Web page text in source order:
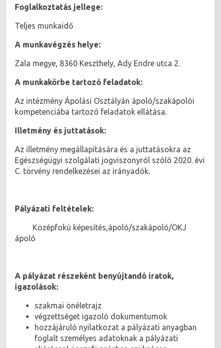
Foglalkoztatás jellege:
Teljes munkaidő
A munkavégzés helye:
Zala megye, 8360 Keszthely, Ady Endre utca 2.
A munkakörbe tartozó feladatok:
Az intézmény Ápolási Osztályán ápoló/szakápolói
kompetenciába tartozó feladatok ellátása.
Illetmény és juttatások:
Az illetmény megállapítására és a juttatásokra az
Egészségügyi szolgálati jogviszonyról szóló 2020. évi
C. törvény rendelkezései az irányadók.
Pályázati feltételek:
 Középfokú képesítés,ápoló/szakápoló/OKJ
ápoló
A pályázat részeként benyújtandó iratok,
igazolások:
szakmai önéletrajz
végzettséget igazoló dokumentumok
hozzájáruló nyilatkozat a pályázati anyagban
foglalt személyes adatoknak a pályázati